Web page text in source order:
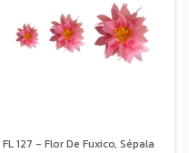
FL 127 - Flor De Fuxico, Sépala